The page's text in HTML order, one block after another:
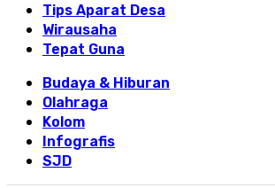
Tips Aparat Desa
Wirausaha
Tepat Guna
Budaya & Hiburan
Olahraga
Kolom
Infografis
SJD